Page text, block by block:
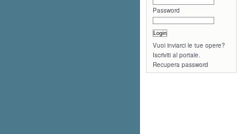
Password
Vuoi inviarci le tue opere?
Iscriviti al portale.
Recupera password